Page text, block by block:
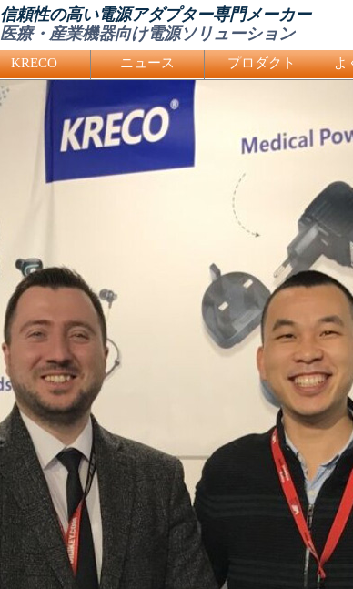
信頼性の高い電源アダプター専門メーカー
医療・産業機器向け電源ソリューション
KRECO ニュース プロダクト よ